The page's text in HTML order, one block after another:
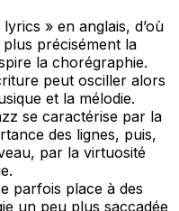
» en anglais, d’où
précisément la
la chorégraphie.
peut osciller alors
et la mélodie.
se caractérise par la
des lignes, puis,
par la virtuosité
parfois place à des
un peu plus saccadée